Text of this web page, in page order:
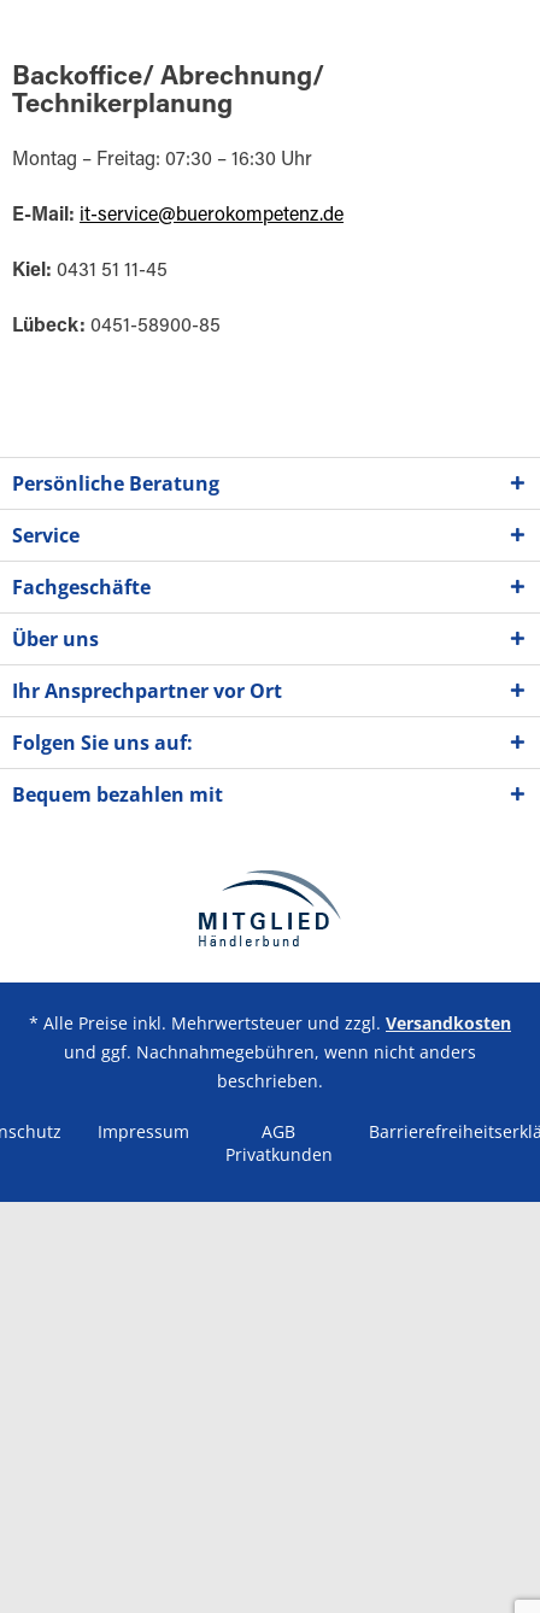
Backoffice/ Abrechnung/
Technikerplanung
Montag – Freitag: 07:30 – 16:30 Uhr
E-Mail: it-service@buerokompetenz.de
Kiel: 0431 51 11-45
Lübeck: 0451-58900-85
Persönliche Beratung
Service
Fachgeschäfte
Über uns
Ihr Ansprechpartner vor Ort
Folgen Sie uns auf:
Bequem bezahlen mit
* Alle Preise inkl. Mehrwertsteuer und zzgl. Versandkosten
und ggf. Nachnahmegebühren, wenn nicht anders
beschrieben.
Impressum
AGB
Privatkunden